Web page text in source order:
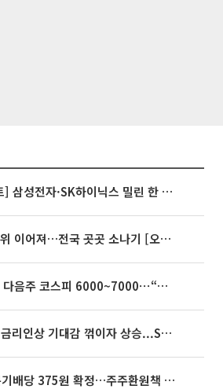
[베스트&워스트] 삼성전자·SK하이닉스 밀린 한 주…상상인증권은 85% 급등
35도 안팎 무더위 이어져…전국 곳곳 소나기 [오늘 날씨]
[주간증시전망] 다음주 코스피 6000~7000⋯“外人 수급은 정책이 변수”
뉴욕증시, 연준 금리인상 기대감 꺾이자 상승...S&P500 사상 최고치 [종합]
SK하이닉스, 분기배당 375원 확정…주주환원책 9월로 앞당겨 발표